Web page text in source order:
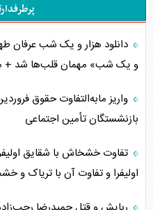
دانلود هزار و یک شب عرفان
و یک شب» مهمان قلب‌ها شد +
بازنشستگان تأمین اجتماعی
تفاوت خشخاش با شقایق
اولیفرا و تفاوت آن با تریاک